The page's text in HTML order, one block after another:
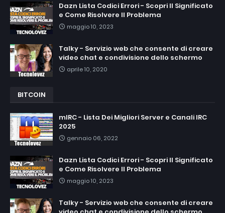
Dazn Lista Codici Errori - Scopri Il Significato
e Come Risolvere Il Problema
maggio 10, 2023
Talky - Servizio web che consente di creare
video chat e condivisione dello schermo
aprile 10, 2020
BITCOIN
mIRC - Lista Dei Migliori Server e Canali IRC
2025
gennaio 06, 2022
Dazn Lista Codici Errori - Scopri Il Significato
e Come Risolvere Il Problema
maggio 10, 2023
Talky - Servizio web che consente di creare